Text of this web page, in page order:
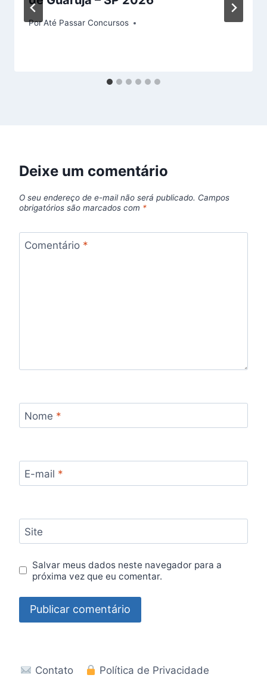
PorAté Passar Concursos
Deixe um comentário
O seu endereço de e-mail não será publicado. Campos
obrigatórios são marcados com *
Comentário *
Nome *
E-mail *
Site
Salvar meus dados neste navegador para a
próxima vez que eu comentar.
Contato Política de Privacidade